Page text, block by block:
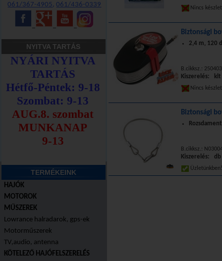
061/367-4905,061/436-0339
NYITVA TARTÁS
TERMÉKEINK
HAJÓK
MOTOROK
MŰSZEREK
Lowrance halradarok, gps-ek
Motorműszerek
TV,audio, antenna
KÖTELEZŐ HAJÓFELSZERELÉS
Nincs
Biztonsági
2,4 m, 120
B.cikksz.: 250403
Kiszerelés: klt
Nincs
Biztonsági
B.cikksz.:
Kiszerelés: db